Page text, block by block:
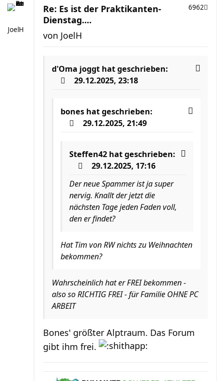
JoelH
Re: Es ist der Praktikanten-
Dienstag....
6962
von JoelH
d'Oma joggt hat geschrieben:
29.12.2025, 23:18
bones hat geschrieben:
29.12.2025, 21:49
Steffen42 hat geschrieben:
29.12.2025, 17:16
Der neue Spammer ist ja super
nervig. Knallt der jetzt die
nächsten Tage jeden Faden voll,
den er findet?
Hat Tim von RW nichts zu Weihnachten
bekommen?
Wahrscheinlich hat er FREI bekommen -
also so RICHTIG FREI - für Familie OHNE PC
ARBEIT
Bones' größter Alptraum. Das Forum
gibt ihm frei.